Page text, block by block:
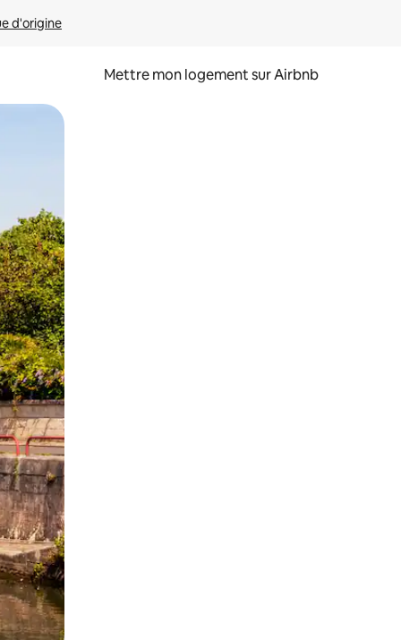
d'origine
Mettre mon logement sur Airbnb
glisser.